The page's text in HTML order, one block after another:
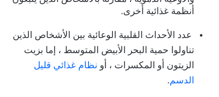
أنظمة غذائية أخرى.
عدد الأحداث القلبية الوعائية بين الأشخاص الذين
تناولوا حمية البحر الأبيض المتوسط ​​، إما بزيت
الزيتون أو المكسرات ، أو نظام غذائي قليل
الدسم.